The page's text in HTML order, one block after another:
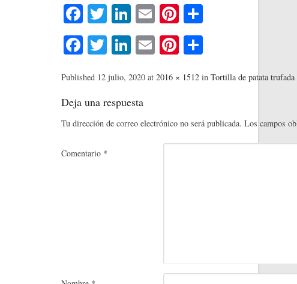
Fa
ce
bo
ok
T
wi
tte
r
Li
nk
ed
In
E
m
ail
Pi
nt
er
es pa
Fa
bo
ok
T
tte
r
Li
ed
In
E
ail
Pi
er
t
m
rti
r
Published 12 julio, 2020 at 2016 × 1512 in Tortilla de patata
Deja una respuesta
Tu dirección de correo electrónico no será publicada. Los campos
Comentario *